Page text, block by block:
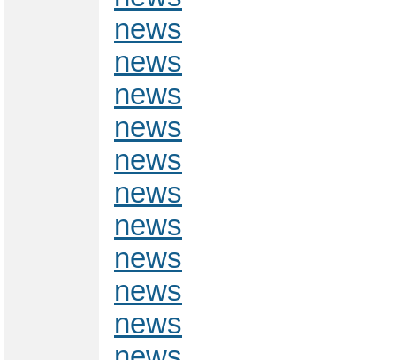
news
news
news
news
news
news
news
news
news
news